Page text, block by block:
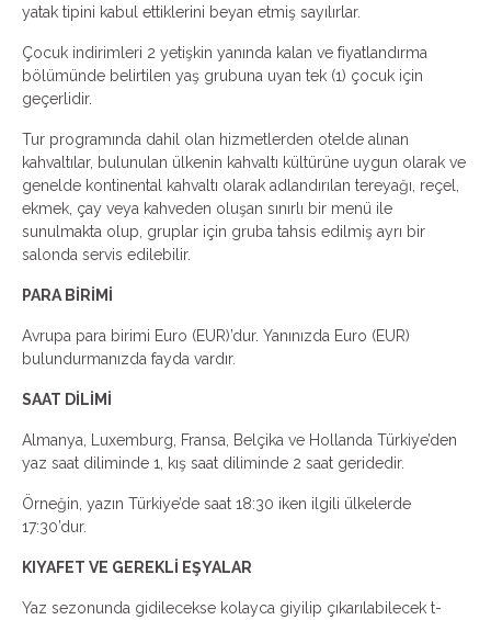
yatak tipini kabul ettiklerini beyan etmiş sayılırlar.
Çocuk indirimleri 2 yetişkin yanında kalan ve fiyatlandırma
bölümünde belirtilen yaş grubuna uyan tek (1) çocuk için
geçerlidir.
Tur programında dahil olan hizmetlerden otelde alınan
kahvaltılar, bulunulan ülkenin kahvaltı kültürüne uygun olarak ve
genelde kontinental kahvaltı olarak adlandırılan tereyağı, reçel,
ekmek, çay veya kahveden oluşan sınırlı bir menü ile
sunulmakta olup, gruplar için gruba tahsis edilmiş ayrı bir
salonda servis edilebilir.
PARA BİRİMİ
Avrupa para birimi Euro (EUR)’dur. Yanınızda Euro (EUR)
bulundurmanızda fayda vardır.
SAAT DİLİMİ
Almanya, Luxemburg, Fransa, Belçika ve Hollanda Türkiye’den
yaz saat diliminde 1, kış saat diliminde 2 saat geridedir.
Örneğin, yazın Türkiye’de saat 18:30 iken ilgili ülkelerde
17:30’dur.
KIYAFET VE GEREKLİ EŞYALAR
Yaz sezonunda gidilecekse kolayca giyilip çıkarılabilecek t-